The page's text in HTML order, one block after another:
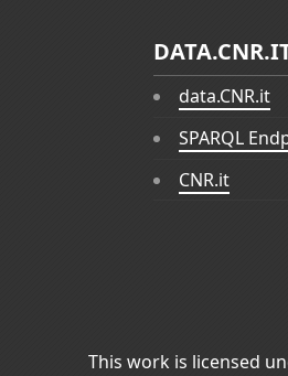
data.CNR.it
SPARQL
CNR.it
This work is licensed